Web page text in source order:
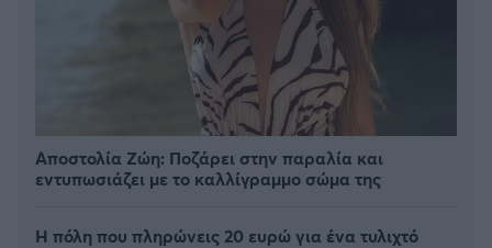
Αποστολία Ζώη: Ποζάρει στην παραλία και
εντυπωσιάζει με το καλλίγραμμο σώμα της
Η πόλη που πληρώνεις 20 ευρώ για ένα τυλιχτό